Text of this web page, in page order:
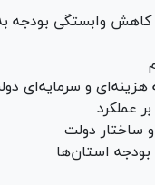
و کاهش وابستگی بودجه
و سرمایه‌ای
عملکرد
ساختار دولت
استان‌ها